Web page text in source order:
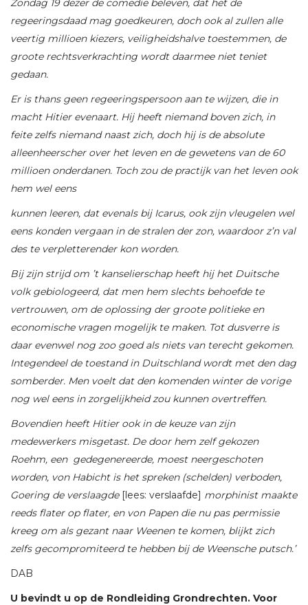
Zondag 19 dezer de comedie beleven, dat het de
regeeringsdaad mag goedkeuren, doch ook al zullen alle
veertig millioen kiezers, veiligheidshalve toestemmen, de
groote rechtsverkrachting wordt daarmee niet teniet
gedaan.
Er is thans geen regeeringspersoon aan te wijzen, die in
macht Hitier evenaart. Hij heeft niemandboven zich, in
feite zelfs niemand naast zich, doch hij is de absolute
alleenheerscher over het leven en de gewetens van de 60
millioen onderdanen. Toch zou de practijk van het leven ook
hem wel eens
kunnen leeren, dat evenals bij Icarus, ook zijn vleugelen wel
eens konden vergaan in de stralen der zon, waardoor z’n val
des te verpletterender kon worden.
Bij zijn strijd om ’t kanselierschap heeft hij het Duitsche
volk gebiologeerd, dat men hem slechts behoefde te
vertrouwen, om de oplossing der groote politieke en
economische vragen mogelijk te maken. Tot dusverre is
daar evenwel nog zoo goed als niets van terecht gekomen.
Integendeel de toestand in Duitschland wordt met den dag
somberder. Men voelt dat den komenden winter de vorige
nog wel eens in zorgelijkheid zou kunnen overtreffen.
Bovendien heeft Hitier ook in de keuze van zijn
medewerkers misgetast. De door hem zelf gekozen
Roehm, een gedegenereerde, moest neergeschoten
worden, von Habicht is het spreken (schelden) verboden,
Goering de verslaagde [lees: verslaafde] morphinist maakte
reeds flater op flater, en von Papen die nu pas permissie
kreeg om als gezant naar Weenen te komen, blijkt zich
zelfs gecompromiteerd te hebben bij de Weensche putsch.’
DAB
U bevindt u op de Rondleiding Grondrechten. Voor